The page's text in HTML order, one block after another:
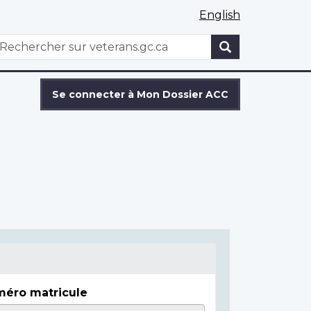
English
WxT
Se connecter à Mon Dossier ACC
matricule